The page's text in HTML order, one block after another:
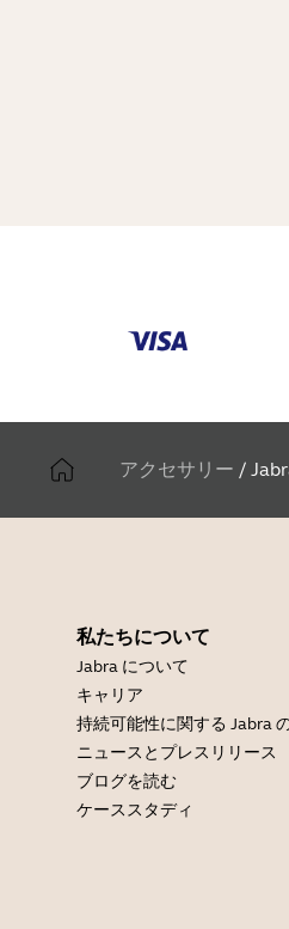
アクセサリー /
私たちについて
Jabra について
キャリア
持続可能性に関する Jabra
ニュースとプレスリリース
ブログを読む
ケーススタディ